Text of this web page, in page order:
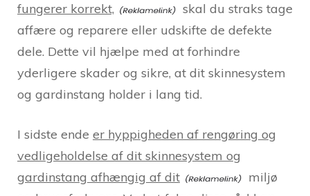
fungerer korrekt,
skal du straks tage
affære og reparere eller udskifte de defekte
dele. Dette vil hjælpe med at forhindre
yderligere skader og sikre, at dit skinnesystem
og gardinstang holder i lang tid.
I sidste ende er hyppigheden af rengøring og
vedligeholdelse af dit skinnesystem og
gardinstang afhængig af dit
miljø